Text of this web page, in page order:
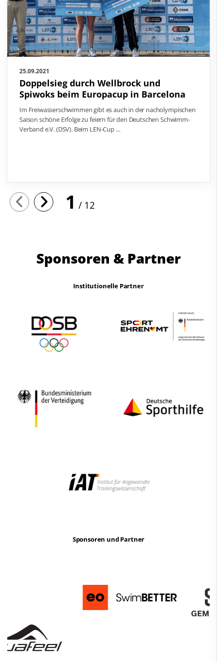
25.09.2021
Doppelsieg durch Wellbrock und
Spiwoks beim Europacup in Barcelona
Im Freiwasserschwimmen gibt es auch in der nacholympischen
Saison schöne Erfolge zu feiern für den Deutschen Schwimm-
Verband e.V. (DSV). Beim LEN-Cup …
1 12
Sponsoren & Partner
Institutionelle Partner
Sponsoren und Partner